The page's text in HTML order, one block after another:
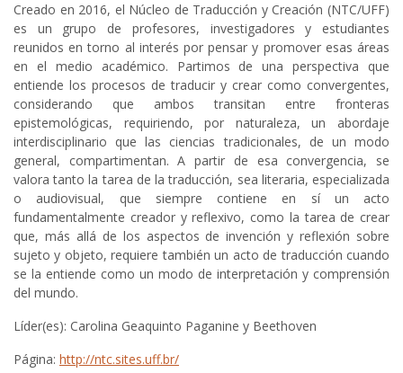
Creado en 2016, el Núcleo de Traducción y Creación (NTC/UFF)
es un grupo de profesores, investigadores y estudiantes
reunidos en torno al interés por pensar y promover esas áreas
en el medio académico. Partimos de una perspectiva que
entiende los procesos de traducir y crear como convergentes,
considerando que ambos transitan entre fronteras
epistemológicas, requiriendo, por naturaleza, un abordaje
interdisciplinario que las ciencias tradicionales, de un modo
general, compartimentan. A partir de esa convergencia, se
valora tanto la tarea de la traducción, sea literaria, especializada
o audiovisual, que siempre contiene en sí un acto
fundamentalmente creador y reflexivo, como la tarea de crear
que, más allá de los aspectos de invención y reflexión sobre
sujeto y objeto, requiere también un acto de traducción cuando
se la entiende como un modo de interpretación y comprensión
del mundo.
Líder(es): Carolina Geaquinto Paganine y Beethoven
Página: http://ntc.sites.uff.br/